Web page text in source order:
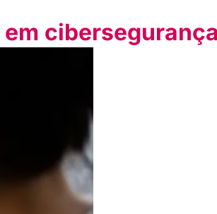
cibersegurança